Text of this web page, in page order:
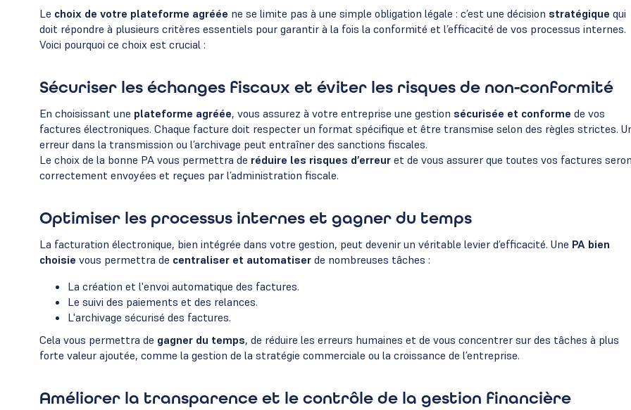
Le choix de votre plateforme agréée ne se limite pas à une simple obligation légale : c’est une décision stratégique qui
doit répondre à plusieurs critères essentiels pour garantir à la fois la conformité et l’efficacité de vos processus internes.
Voici pourquoi ce choix est crucial :
Sécuriser les échanges fiscaux et éviter les risques de non-conformité
En choisissant une plateforme agréée, vous assurez à votre entreprise une gestion sécurisée et conforme de vos
factures électroniques. Chaque facture doit respecter un format spécifique et être transmise selon des règles strictes.
erreur dans la transmission ou l’archivage peut entraîner des sanctions fiscales.
Le choix de la bonne PA vous permettra de réduire les risques d’erreur et de vous assurer que toutes vos factures
correctement envoyées et reçues par l’administration fiscale.
Optimiser les processus internes et gagner du temps
La facturation électronique, bien intégrée dans votre gestion, peut devenir un véritable levier d’efficacité. Une PA bien
choisie vous permettra de centraliser et automatiser de nombreuses tâches :
La création et l'envoi automatique des factures.
Le suivi des paiements et des relances.
L'archivage sécurisé des factures.
Cela vous permettra de gagner du temps, de réduire les erreurs humaines et de vous concentrer sur des tâches à plus
forte valeur ajoutée, comme la gestion de la stratégie commerciale ou la croissance de l’entreprise.
Améliorer la transparence et le contrôle de la gestion financière